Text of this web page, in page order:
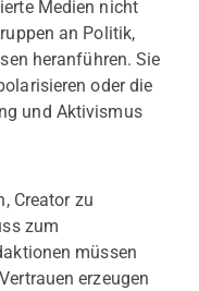
Medien nicht
an Politik,
heranführen. Sie
oder die
und Aktivismus
Creator zu
zum
müssen
erzeugen